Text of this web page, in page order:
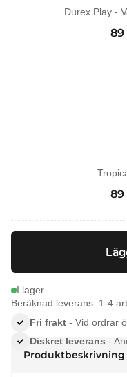
Durex Play -
Det
89
Det
99
89
I lager
Beräknad leverans: 1-4
Fri frakt - Vid ordrar
Diskret leverans -
Produktbeskrivning